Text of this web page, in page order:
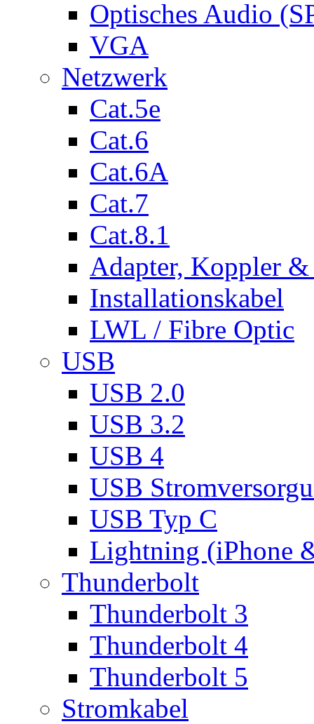
Optisches Audio
VGA
Netzwerk
Cat.5e
Cat.6
Cat.6A
Cat.7
Cat.8.1
Adapter, Koppler &
Installationskabel
LWL / Fibre Optic
USB
USB 2.0
USB 3.2
USB 4
USB
USB Typ C
Lightning (iPhone
Thunderbolt
Thunderbolt 3
Thunderbolt 4
Thunderbolt 5
Stromkabel